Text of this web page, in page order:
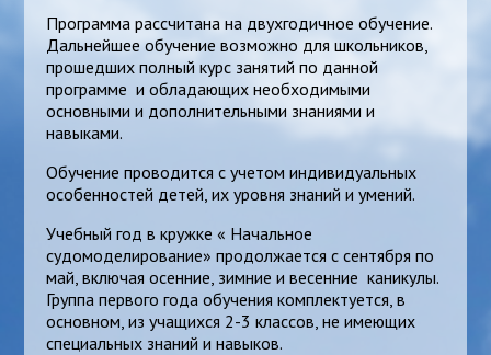
Программа рассчитана на двухгодичное обучение.
Дальнейшее обучение возможно для школьников,
прошедших полный курс занятий по данной
программе и обладающих необходимыми
основными и дополнительными знаниями и
навыками.
Обучение проводится с учетом индивидуальных
особенностей детей, их уровня знаний и умений.
Учебный год в кружке « Начальное
судомоделирование» продолжается с сентября по
май, включая осенние, зимние и весенние каникулы.
Группа первого года обучения комплектуется, в
основном, из учащихся 2-3 классов, не имеющих
специальных знаний и навыков.